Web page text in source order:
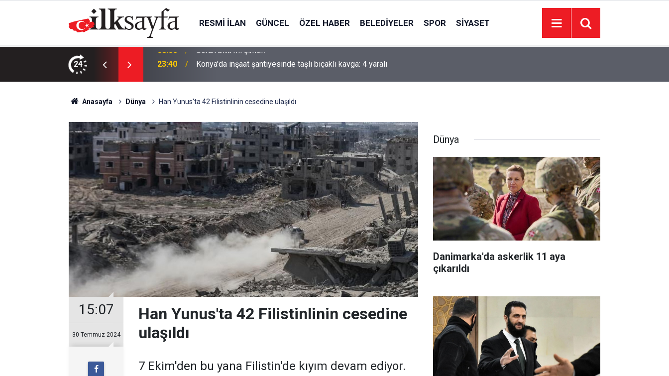
RESMI İLAN GÜNCEL ÖZEL HABER BELEDIYELER SPOR SIYASET
24 23:40 Konya'da inşaat şantiyesinde taşlı bıçaklı kavga: 4 yaralı
Anasayfa Dünya Han Yunus'ta 42 Filistinlinin cesedine ulaşıldı
15:07
30 Temmuz 2024
Han Yunus'ta 42 Filistinlinin cesedine
ulaşıldı
7 Ekim'den bu yana Filistin'de kıyım devam ediyor.
Dünya
Danimarka'da askerlik 11 aya
çıkarıldı